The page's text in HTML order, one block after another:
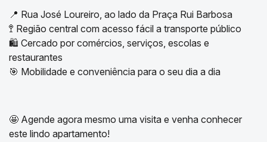
📍 Rua José Loureiro, ao lado da Praça Rui Barbosa
🚏 Região central com acesso fácil a transporte público
🛍️ Cercado por comércios, serviços, escolas e
restaurantes
🎯 Mobilidade e conveniência para o seu dia a dia
🤩 Agende agora mesmo uma visita e venha conhecer
este lindo apartamento!